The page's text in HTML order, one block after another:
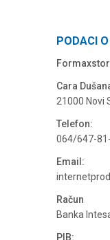
PODACI
Cara
21000 Novi
Telefon:
064/647-
Email:
Račun
Banka
PIB: